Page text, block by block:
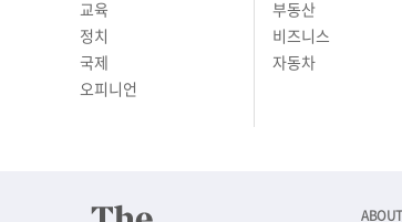
교육
정치
국제
오피니언
부동산
비즈니스
자동차